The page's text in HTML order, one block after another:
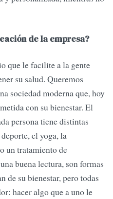
de la empresa?
que le facilite a la gente
su salud. Queremos
sociedad moderna que, hoy
con su bienestar. El
persona tiene distintas
el yoga, la
un tratamiento de
buena lectura, son formas
de su bienestar, pero todas
hacer algo que a uno le